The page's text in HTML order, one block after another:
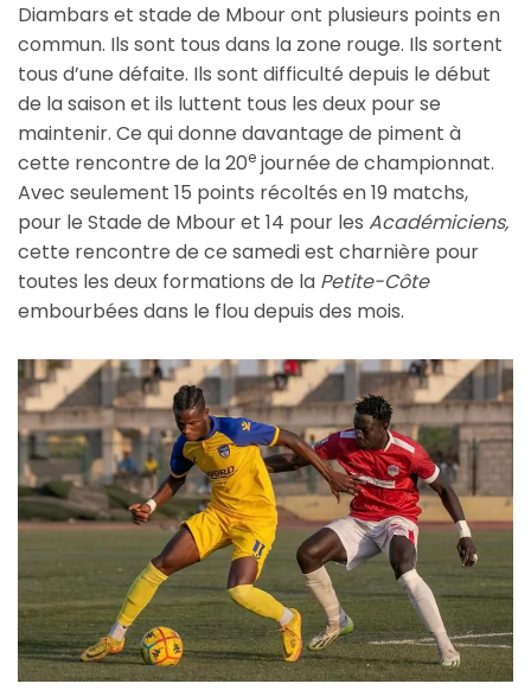
Diambars et stade de Mbour ont plusieurs points en
commun. Ils sont tous dans la zone rouge. Ils sortent
tous d’une défaite. Ils sont difficulté depuis le début
de la saison et ils luttent tous les deux pour se
maintenir. Ce qui donne davantage de piment à
cette rencontre de la 20e journée de championnat.
Avec seulement 15 points récoltés en 19 matchs,
pour le Stade de Mbour et 14 pour les Académiciens,
cette rencontre de ce samedi est charnière pour
toutes les deux formations de la Petite-Côte
embourbées dans le flou depuis des mois.